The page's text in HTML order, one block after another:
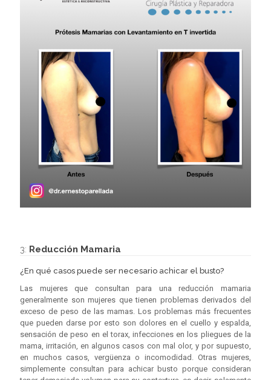
3: Reducción Mamaria
¿En qué casos puede ser necesario achicar el busto?
Las mujeres que consultan para una reducción mamaria
generalmente son mujeres que tienen problemas derivados del
exceso de peso de las mamas. Los problemas más frecuentes
que pueden darse por esto son dolores en el cuello y espalda,
sensación de peso en el torax, infecciones en los pliegues de la
mama, irritación, en algunos casos con mal olor, y por supuesto,
en muchos casos, vergüenza o incomodidad. Otras mujeres,
simplemente consultan para achicar busto porque consideran